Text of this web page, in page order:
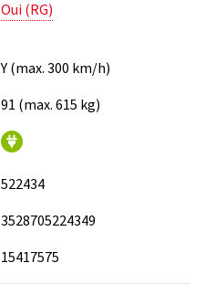
Oui (RG)
Y (max. 300 km/h)
91 (max. 615 kg)
522434
3528705224349
15417575